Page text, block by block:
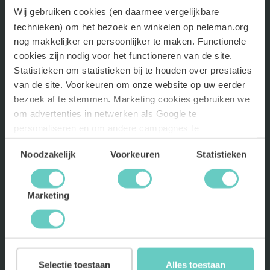
Wij gebruiken cookies (en daarmee vergelijkbare
technieken) om het bezoek en winkelen op neleman.org
nog makkelijker en persoonlijker te maken. Functionele
cookies zijn nodig voor het functioneren van de site.
Statistieken om statistieken bij te houden over prestaties
van de site. Voorkeuren om onze website op uw eerder
bezoek af te stemmen. Marketing cookies gebruiken we
om advertenties in netwerken als Google te
verbeteren..Lees meer
Toestemmingsselectie
Noodzakelijk Voorkeuren Statistieken
Marketing
Alles toestaan
Selectie toestaan
NELEMAN
HULP EN ONDERSTEUNING
BLIJF OP DE HOOGTE
aan!
INSCHRIJVEN